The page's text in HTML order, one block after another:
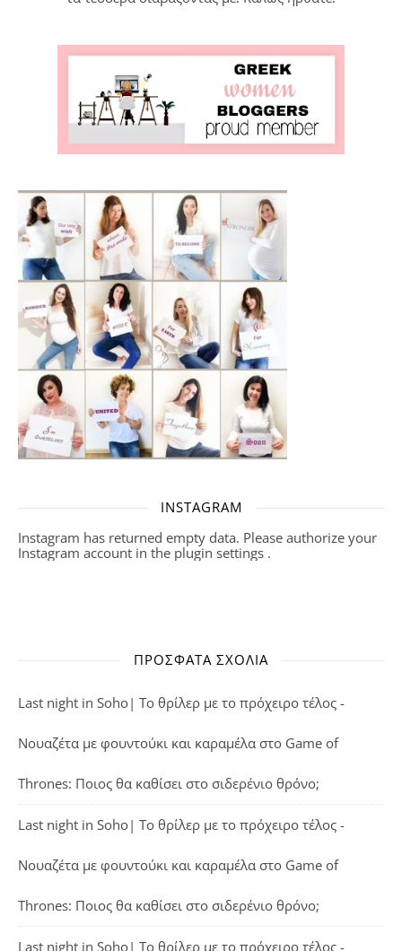
INSTAGRAM
Instagram has returned empty data. Please authorize your
Instagram account in the plugin settings .
ΠΡΌΣΦΑΤΑ ΣΧΌΛΙΑ
Last night in Soho| Το θρίλερ με το πρόχειρο τέλος -
Νουαζέτα με φουντούκι και καραμέλα στο Game of
Thrones: Ποιος θα καθίσει στο σιδερένιο θρόνο;
Last night in Soho| Το θρίλερ με το πρόχειρο τέλος -
Νουαζέτα με φουντούκι και καραμέλα στο Game of
Thrones: Ποιος θα καθίσει στο σιδερένιο θρόνο;
Last night in Soho| Το θρίλερ με το πρόχειρο τέλος -